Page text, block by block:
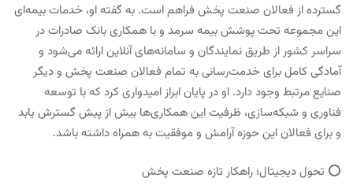
گسترده از فعالان صنعت پخش فراهم است. به گفته او، خدمات بیمه‌ای
این مجموعه تحت پوشش بیمه سرمد و با همکاری بانک صادرات در
سراسر کشور از طریق نمایندگان و سامانه‌های آنلاین ارائه می‌شود و
آمادگی کامل برای خدمت‌رسانی به تمام فعالان صنعت پخش و دیگر
صنایع مرتبط وجود دارد. او در پایان ابراز امیدواری کرد که با توسعه
فناوری و شبکه‌سازی، ظرفیت این همکاری‌ها بیش از پیش گسترش یابد
و برای فعالان این حوزه آرامش و موفقیت به همراه داشته باشد.
⭕️ تحول دیجیتال؛ راهکار تازه صنعت پخش